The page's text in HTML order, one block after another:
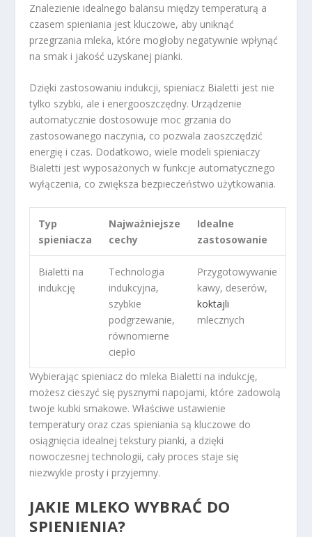
Znalezienie idealnego balansu między temperaturą a
czasem spieniania jest kluczowe, aby uniknąć
przegrzania mleka, które mogłoby negatywnie wpłynąć
na smak i jakość uzyskanej pianki.
Dzięki zastosowaniu indukcji, spieniacz Bialetti jest nie
tylko szybki, ale i energooszczędny. Urządzenie
automatycznie dostosowuje moc grzania do
zastosowanego naczynia, co pozwala zaoszczędzić
energię i czas. Dodatkowo, wiele modeli spieniaczy
Bialetti jest wyposażonych w funkcje automatycznego
wyłączenia, co zwiększa bezpieczeństwo użytkowania.
Typ
spieniacza
Najważniejsze
cechy
Idealne
zastosowanie
Bialetti na
indukcję
Technologia
indukcyjna,
szybkie
podgrzewanie,
równomierne
ciepło
Przygotowywanie
kawy, deserów,
koktajli
mlecznych
Wybierając spieniacz do mleka Bialetti na indukcję,
możesz cieszyć się pysznymi napojami, które zadowolą
twoje kubki smakowe. Właściwe ustawienie
temperatury oraz czas spieniania są kluczowe do
osiągnięcia idealnej tekstury pianki, a dzięki
nowoczesnej technologii, cały proces staje się
niezwykle prosty i przyjemny.
JAKIE MLEKO WYBRAĆ DO
SPIENIENIA?